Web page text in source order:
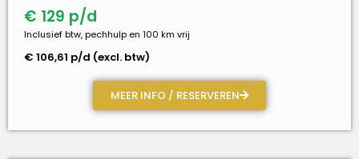
€ 129 p/d
Inclusief btw, pechhulp en 100 km vrij
€ 106,61 p/d (excl. btw)
MEER INFO / RESERVEREN